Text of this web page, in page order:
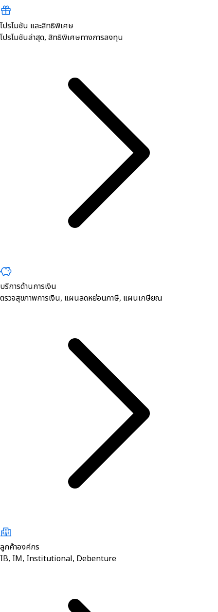
โปรโมชัน และสิทธิพิเศษ
โปรโมชันล่าสุด, สิทธิพิเศษทางการลงทุน
บริการด้านการเงิน
ตรวจสุขภาพการเงิน, ​แผนลดหย่อนภาษี, แผนเกษียณ
ลูกค้าองค์กร
IB, IM, Institutional, Debenture